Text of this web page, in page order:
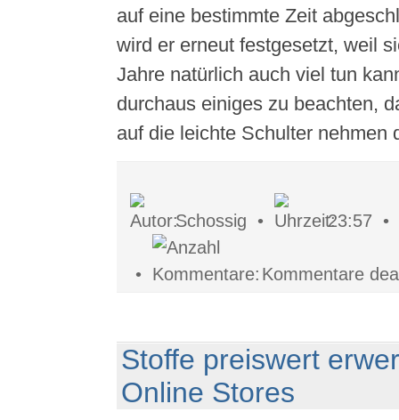
auf eine bestimmte Zeit
wird er erneut festgesetzt, weil
Jahre natürlich auch viel tun
durchaus einiges zu beachten,
auf die leichte Schulter nehmen
Schossig • 23:57 •
• Kommentare
Stoffe preiswert
Online Stores